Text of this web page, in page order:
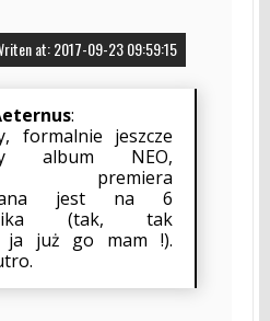
at: 2017-09-23 09:59:15
:
formalnie jeszcze
album NEO,
premiera
jest na 6
(tak, tak
ja już go mam !).